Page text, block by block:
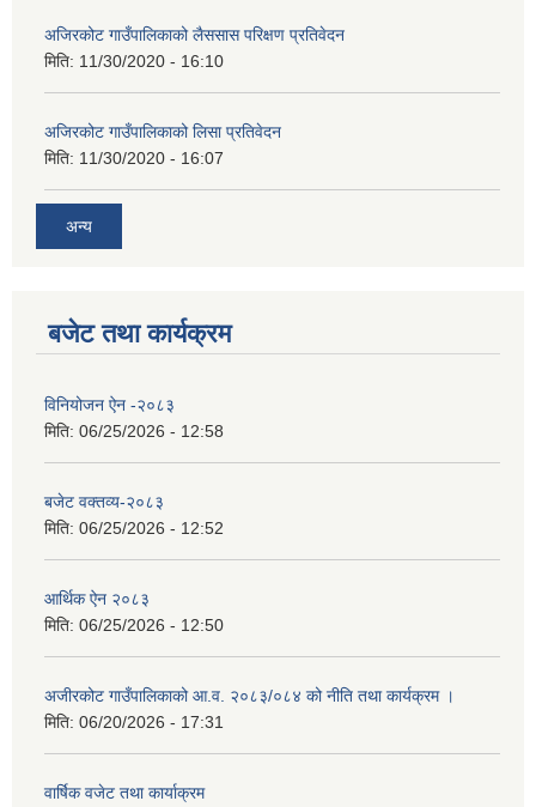
अजिरकोट गाउँपालिकाको लैससास परिक्षण प्रतिवेदन
मिति: 11/30/2020 - 16:10
अजिरकोट गाउँपालिकाको लिसा प्रतिवेदन
मिति: 11/30/2020 - 16:07
अन्य
बजेट तथा कार्यक्रम
विनियोजन ऐन -२०८३
मिति: 06/25/2026 - 12:58
बजेट वक्तव्य-२०८३
मिति: 06/25/2026 - 12:52
आर्थिक ऐन २०८३
मिति: 06/25/2026 - 12:50
अजीरकोट गाउँपालिकाको आ.व. २०८३/०८४ को नीति तथा कार्यक्रम ।
मिति: 06/20/2026 - 17:31
वार्षिक वजेट तथा कार्याक्रम